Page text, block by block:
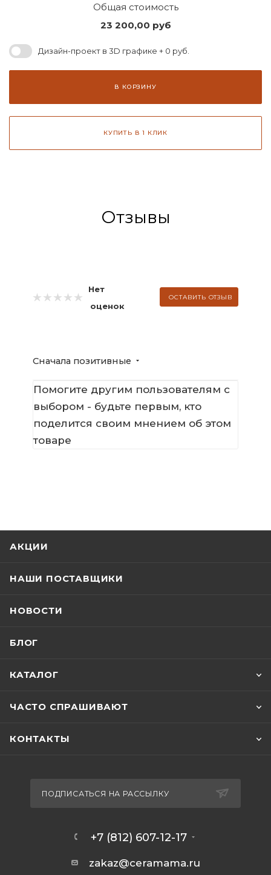
Общая стоимость
23 200,00 руб
Дизайн-проект в 3D графике + 0 руб.
В КОРЗИНУ
КУПИТЬ В 1 КЛИК
Отзывы
Нет
оценок
ОСТАВИТЬ ОТЗЫВ
Сначала позитивные
Помогите другим пользователям с
выбором - будьте первым, кто
поделится своим мнением об этом
товаре
АКЦИИ
НАШИ ПОСТАВЩИКИ
НОВОСТИ
БЛОГ
КАТАЛОГ
ЧАСТО СПРАШИВАЮТ
КОНТАКТЫ
ПОДПИСАТЬСЯ НА РАССЫЛКУ
+7 (812) 607-12-17
zakaz@ceramama.ru